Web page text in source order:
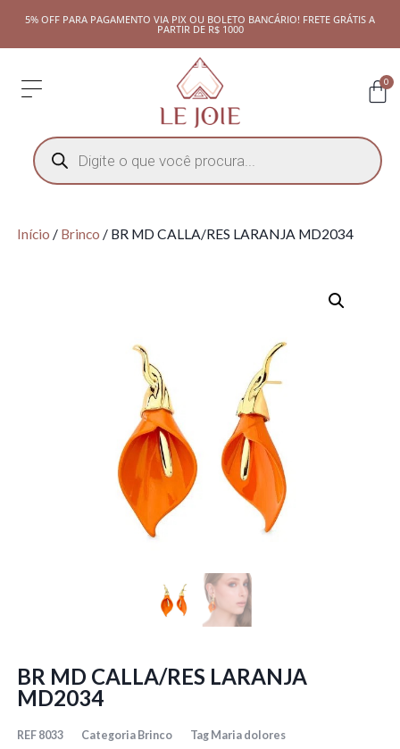
5% OFF PARA PAGAMENTO VIA PIX OU BOLETO BANCÁRIO! FRETE GRÁTIS A
PARTIR DE R$ 1000
0
Início / Brinco / BR MD CALLA/RES LARANJA MD2034
BR MD CALLA/RES LARANJA
MD2034
REF 8033 Categoria Brinco Tag Maria dolores